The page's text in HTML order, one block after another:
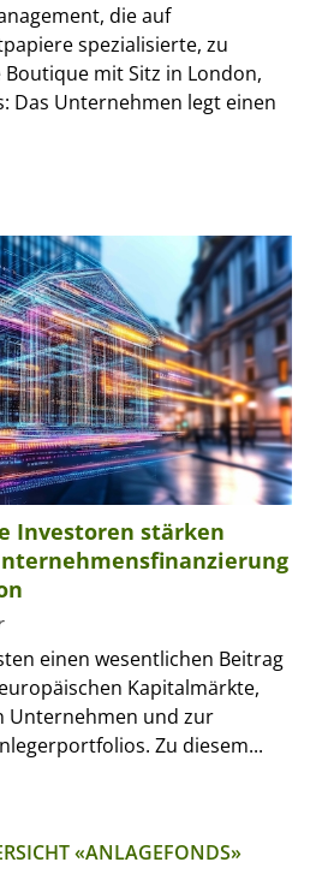
die auf
spezialisierte, zu
mit Sitz in London,
Das Unternehmen legt einen
Investoren stärken
einen wesentlichen Beitrag
Kapitalmärkte,
Unternehmen und zur
Zu diesem...
«ANLAGEFONDS»